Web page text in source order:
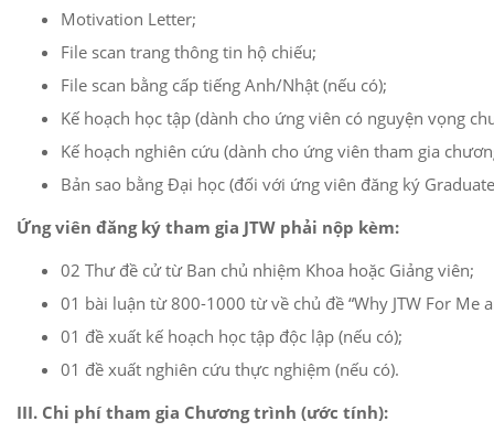
Motivation Letter;
File scan trang thông tin hộ chiếu;
File scan bằng cấp tiếng Anh/Nhật (nếu có);
Kế hoạch học tập (dành cho ứng viên có nguyện vọng
Kế hoạch nghiên cứu (dành cho ứng viên tham gia
Bản sao bằng Đại học (đối với ứng viên đăng ký
Ứng viên đăng ký tham gia JTW phải nộp kèm:
02 Thư đề cử từ Ban chủ nhiệm Khoa hoặc Giảng viên;
01 bài luận từ 800-1000 từ về chủ đề “Why JTW For Me
01 đề xuất kế hoạch học tập độc lập (nếu có);
01 đề xuất nghiên cứu thực nghiệm (nếu có).
III. Chi phí tham gia Chương trình (ước tính):